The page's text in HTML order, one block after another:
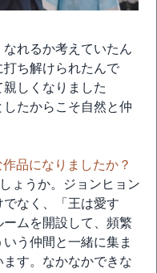
れるか考えていたん
ち解けられたんで
しくなりました
したからこそ自然と仲
品になりましたか？
ょうか。ジョンヒョン
なく、「王は愛す
ムを開設して、頻繁
う仲間と一緒に集ま
す。なかなかできな